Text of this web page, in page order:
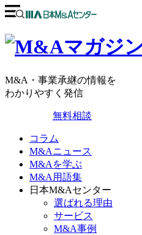
M&A・事業承継の情報を
わかりやすく発信
無料相談
コラム
M&Aニュース
M&Aを学ぶ
M&A用語集
日本M&Aセンター
選ばれる理由
サービス
M&A事例